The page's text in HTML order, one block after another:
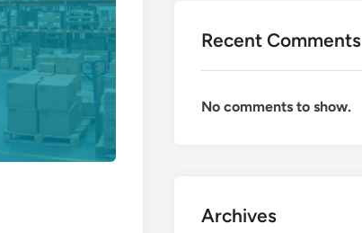
Recent Comments
No comments to show.
Archives